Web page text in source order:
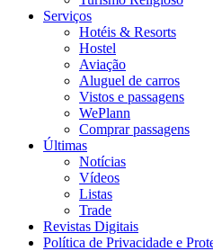
Serviços
Hotéis & Resorts
Hostel
Aviação
Aluguel de carros
Vistos e passagens
WePlann
Comprar passagens
Últimas
Notícias
Vídeos
Listas
Trade
Revistas Digitais
Política de Privacidade e